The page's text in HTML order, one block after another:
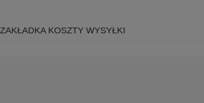
ZAKŁADKA KOSZTY WYSYŁKI